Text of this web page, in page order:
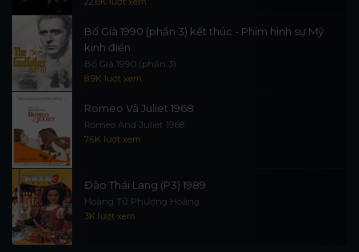
Bố Già 1990 (phần 3) kết thúc - Phim hình sự Mỹ
kinh điển
Bố Già 1990 (phần 3)
8.9K lượt xem
Romeo Và Juliet 1968
Romeo And Juliet 1968
7.6K lượt xem
Đào Thái Lang (P3) 1989
Hoàng Tử Phượng Hoàng
3K lượt xem